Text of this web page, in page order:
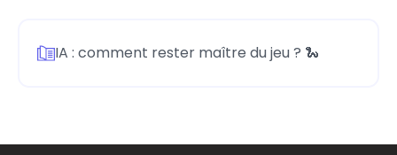
IA : comment rester maître du jeu ? 🐍